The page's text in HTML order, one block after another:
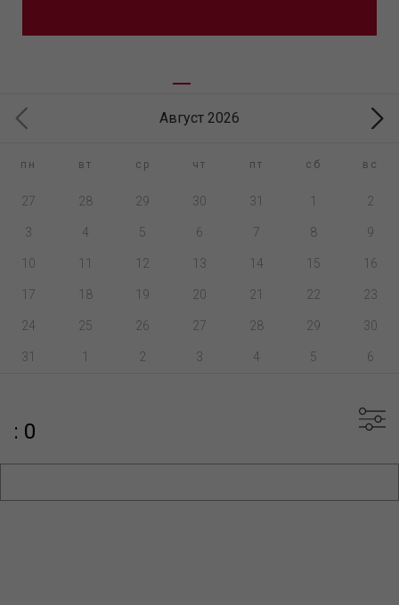
Август 2026
пн вт ср чт пт сб вс
27 28 29 30 31 1 2
3 4 5 6 7 8 9
10 11 12 13 14 15 16
17 18 19 20 21 22 23
24 25 26 27 28 29 30
31 1 2 3 4 5 6
: 0